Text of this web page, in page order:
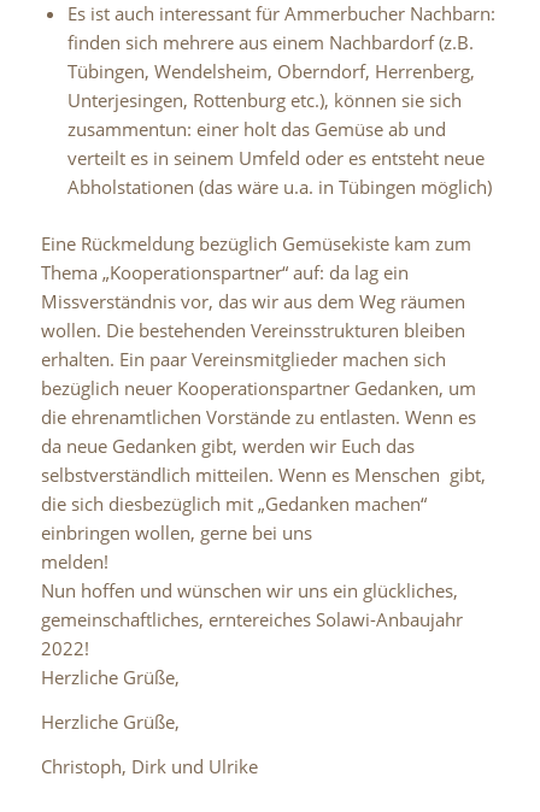
Es ist auch interessant für Ammerbucher Nachbarn:
finden sich mehrere aus einem Nachbardorf (z.B.
Tübingen, Wendelsheim, Oberndorf, Herrenberg,
Unterjesingen, Rottenburg etc.), können sie sich
zusammentun: einer holt das Gemüse ab und
verteilt es in seinem Umfeld oder es entsteht neue
Abholstationen (das wäre u.a. in Tübingen möglich)
Eine Rückmeldung bezüglich Gemüsekiste kam zum
Thema „Kooperationspartner“ auf: da lag ein
Missverständnis vor, das wir aus dem Weg räumen
wollen. Die bestehenden Vereinsstrukturen bleiben
erhalten. Ein paar Vereinsmitglieder machen sich
bezüglich neuer Kooperationspartner Gedanken, um
die ehrenamtlichen Vorstände zu entlasten. Wenn es
da neue Gedanken gibt, werden wir Euch das
selbstverständlich mitteilen. Wenn es Menschen gibt,
die sich diesbezüglich mit „Gedanken machen“
einbringen wollen, gerne bei uns
melden!
Nun hoffen und wünschen wir uns ein glückliches,
gemeinschaftliches, erntereiches Solawi-Anbaujahr
2022!
Herzliche Grüße,
Herzliche Grüße,
Christoph, Dirk und Ulrike